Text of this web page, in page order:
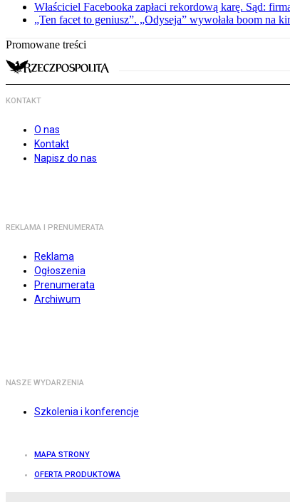
Właściciel Facebooka zapłaci rekordową karę. Sąd:
„Ten facet to geniusz”. „Odyseja” wywołała boom na
Promowane treści
KONTAKT
O nas
Kontakt
Napisz do nas
REKLAMA I PRENUMERATA
Reklama
Ogłoszenia
Prenumerata
Archiwum
NASZE WYDARZENIA
Szkolenia i konferencje
MAPA STRONY
OFERTA PRODUKTOWA